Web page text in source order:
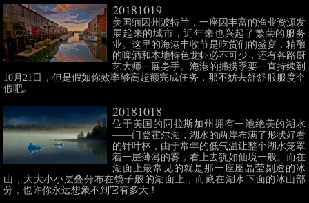
20181019
美国缅因州波特兰，一座因丰富的渔业资源发
展起来的城市，近年来也兴起了繁荣的服务
业。这里的海港丰收节是吃货们的盛宴，精酿
的啤酒和本地特色龙虾必不可少，还有各路厨
艺大师一展身手。海港的捕捞季要一直持续到
10月21日，但是假如你效率够高超额完成任务，那不妨去舒舒服服度个
假吧。
20181018
位于美国的阿拉斯加州拥有一池绝美的湖水
——门登霍尔湖，湖水的两岸布满了形状好看
的针叶林，由于常年的低气温让整个湖水笼罩
着一层薄薄的雾，看上去犹如仙境一般。而在
湖面上最常见的就是那一座座晶莹剔透的冰
山，大大小小层叠分布在镜子般的湖面上，而藏在湖水下面的冰山部
分，也许你永远想象不到它有多大！